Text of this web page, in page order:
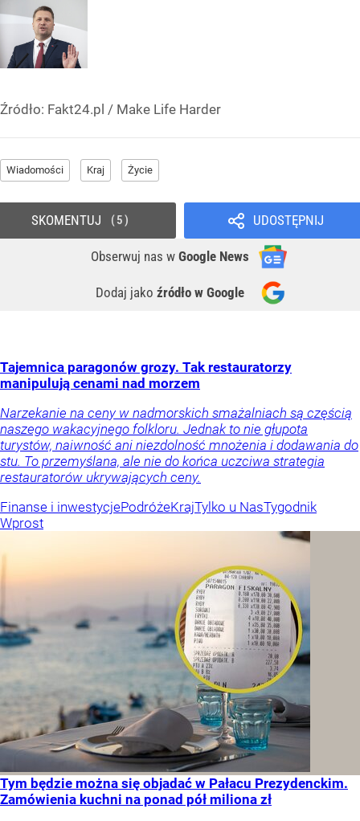
Źródło: Fakt24.pl / Make Life Harder
Wiadomości Kraj Życie
UDOSTĘPNIJ
Obserwuj nas w Google News
Dodaj jako źródło w Google
SKOMENTUJ 5
Tajemnica paragonów grozy. Tak restauratorzy
manipulują cenami nad morzem
Narzekanie na ceny w nadmorskich smażalniach są częścią
naszego wakacyjnego folkloru. Jednak to nie głupota
turystów, naiwność ani niezdolność mnożenia i dodawania do
stu. To przemyślana, ale nie do końca uczciwa strategia
restauratorów ukrywających ceny.
Finanse i inwestycjePodróżeKrajTylko u NasTygodnik
Wprost
Tym będzie można się objadać w Pałacu Prezydenckim.
Zamówienia kuchni na ponad pół miliona zł